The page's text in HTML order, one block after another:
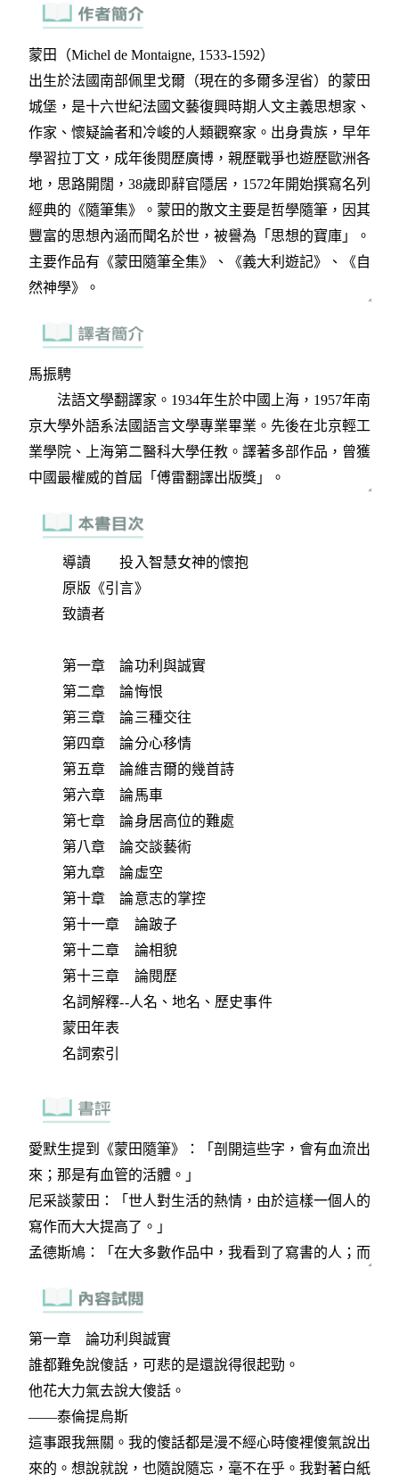
導讀 投入智慧女神的懷抱
原版《引言》
致讀者
第一章 論功利與誠實
第二章 論悔恨
第三章 論三種交往
第四章 論分心移情
第五章 論維吉爾的幾首詩
第六章 論馬車
第七章 論身居高位的難處
第八章 論交談藝術
第九章 論虛空
第十章 論意志的掌控
第十一章 論跛子
第十二章 論相貌
第十三章 論閱歷
名詞解釋--人名、地名、歷史事件
蒙田年表
名詞索引